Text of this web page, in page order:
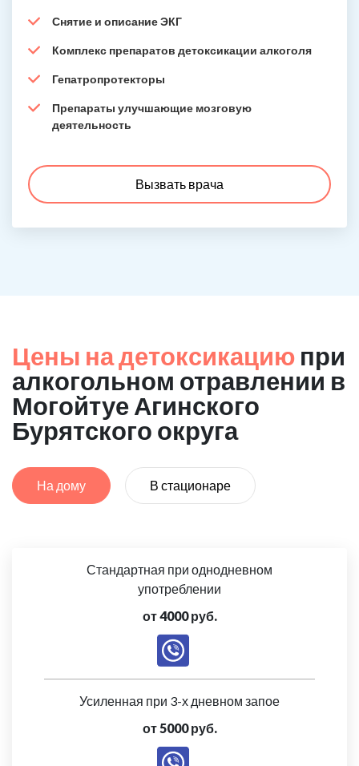
Снятие и описание ЭКГ
Комплекс препаратов детоксикации алкоголя
Гепатропротекторы
Препараты улучшающие мозговую
деятельность
Вызвать врача
Цены на детоксикацию при
алкогольном отравлении в
Могойтуе Агинского
Бурятского округа
На дому В стационаре
Стандартная при однодневном
употреблении
от 4000 руб.
Усиленная при 3-х дневном запое
от 5000 руб.